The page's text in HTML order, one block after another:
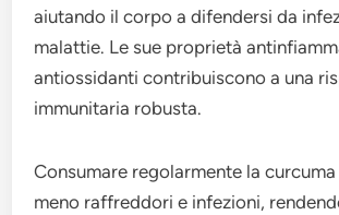
aiutando il corpo a difendersi da
malattie. Le sue proprietà
antiossidanti contribuiscono a una
immunitaria robusta.
Consumare regolarmente la
meno raffreddori e infezioni,